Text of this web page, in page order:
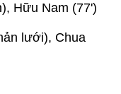
Hữu Nam (77')
lưới), Chua